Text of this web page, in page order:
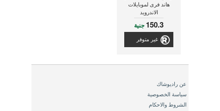
هاند فرى لموبايلات
الاندرويد
150.3 جنية
غير متوفر
عن راديوشاك
سياسة الخصوصية
الشروط والاحكام